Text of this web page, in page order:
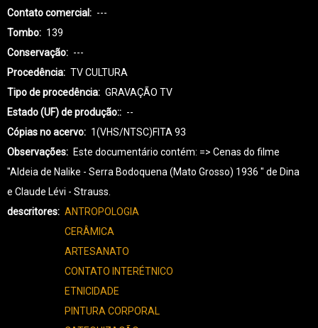
Contato comercial
---
Tombo
139
Conservação
---
Procedência
TV CULTURA
Tipo de procedência
GRAVAÇÃO TV
Estado (UF) de produção:
--
Cópias no acervo
1(VHS/NTSC)FITA 93
Observações
Este documentário contém: => Cenas do filme
"Aldeia de Nalike - Serra Bodoquena (Mato Grosso) 1936 " de Dina
e Claude Lévi - Strauss.
descritores
ANTROPOLOGIA
CERÂMICA
ARTESANATO
CONTATO INTERÉTNICO
ETNICIDADE
PINTURA CORPORAL